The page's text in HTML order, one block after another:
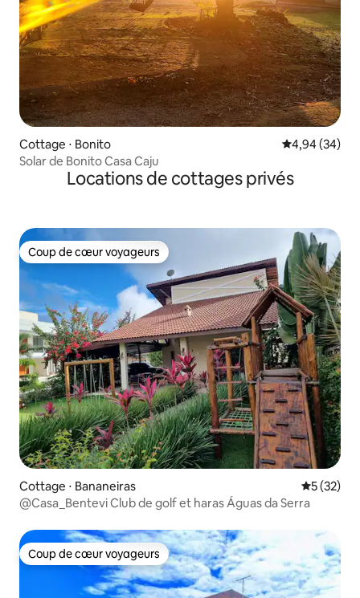
Cottage ⋅ Bonito Évaluation
4,94 (34)
Solar de Bonito Casa Caju
Locations de cottages privés
Coup de cœur voyageurs
Coup de cœur voyageurs
Cottage ⋅ Bananeiras
5 (32)
@Casa_Bentevi Club de golf et haras Águas da Serra
Coup de cœur voyageurs
Coup de cœur voyageurs